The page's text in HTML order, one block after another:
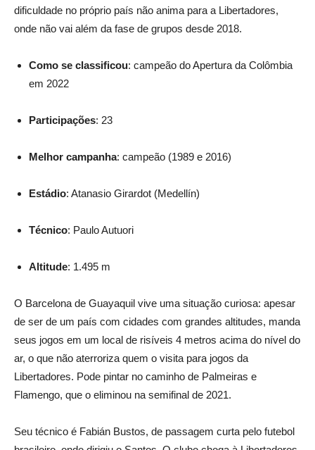
dificuldade no próprio país não anima para a Libertadores,
onde não vai além da fase de grupos desde 2018.
Como se classificou: campeão do Apertura da Colômbia
em 2022
Participações: 23
Melhor campanha: campeão (1989 e 2016)
Estádio: Atanasio Girardot (Medellín)
Técnico: Paulo Autuori
Altitude: 1.495 m
O Barcelona de Guayaquil vive uma situação curiosa: apesar
de ser de um país com cidades com grandes altitudes, manda
seus jogos em um local de risíveis 4 metros acima do nível do
ar, o que não aterroriza quem o visita para jogos da
Libertadores. Pode pintar no caminho de Palmeiras e
Flamengo, que o eliminou na semifinal de 2021.
Seu técnico é Fabián Bustos, de passagem curta pelo futebol